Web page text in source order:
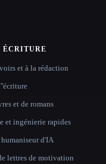
ÉCRITURE
et à la rédaction
et de romans
et ingénierie rapides
d'IA
lettres de motivation